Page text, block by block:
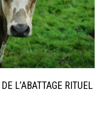
L’ABATTAGE RITUEL